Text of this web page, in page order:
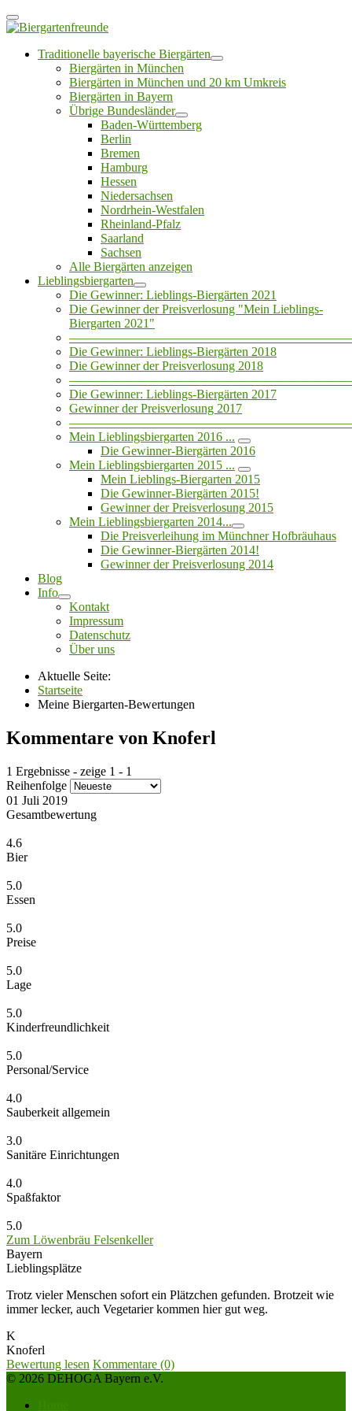
Traditionelle bayerische Biergärten
Biergärten in München
Biergärten in München und 20 km Umkreis
Biergärten in Bayern
Übrige Bundesländer
Baden-Württemberg
Berlin
Bremen
Hamburg
Hessen
Niedersachsen
Nordrhein-Westfalen
Rheinland-Pfalz
Saarland
Sachsen
Alle Biergärten anzeigen
Lieblingsbiergarten
Die Gewinner: Lieblings-Biergärten 2021
Die Gewinner der Preisverlosung "Mein Lieblings-
Biergarten 2021"
Die Gewinner: Lieblings-Biergärten 2018
Die Gewinner der Preisverlosung 2018
Die Gewinner: Lieblings-Biergärten 2017
Gewinner der Preisverlosung 2017
Mein Lieblingsbiergarten 2016 ...
Die Gewinner-Biergärten 2016
Mein Lieblingsbiergarten 2015 ...
Mein Lieblings-Biergarten 2015
Die Gewinner-Biergärten 2015!
Gewinner der Preisverlosung 2015
Mein Lieblingsbiergarten 2014...
Die Preisverleihung im Münchner Hofbräuhaus
Die Gewinner-Biergärten 2014!
Gewinner der Preisverlosung 2014
Blog
Info
Kontakt
Impressum
Datenschutz
Über uns
Aktuelle Seite:
Startseite
Meine Biergarten-Bewertungen
Kommentare von Knoferl
1 Ergebnisse - zeige 1 - 1
Reihenfolge
01 Juli 2019
Gesamtbewertung
4.6
Bier
5.0
Essen
5.0
Preise
5.0
Lage
5.0
Kinderfreundlichkeit
5.0
Personal/Service
4.0
Sauberkeit allgemein
3.0
Sanitäre Einrichtungen
4.0
Spaßfaktor
5.0
Zum Löwenbräu Felsenkeller
Bayern
Lieblingsplätze
Trotz vieler Menschen sofort ein Plätzchen gefunden. Brotzeit wie
immer lecker, auch Vegetarier kommen hier gut weg.
K
Knoferl
Bewertung lesen Kommentare (0)
© 2026 DEHOGA Bayern e.V.